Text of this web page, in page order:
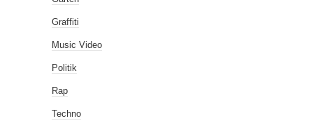
Graffiti
Music Video
Politik
Rap
Techno